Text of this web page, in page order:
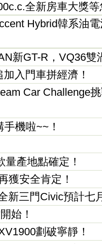
全新房車大獎
Hybrid韓系油
新GT-R，VQ36雙
入門車拼經濟！
Car Challenge
機啦~~！
產地點確定！
獲安全肯定！
新三門Civic預計七
始！
劃破寧靜！